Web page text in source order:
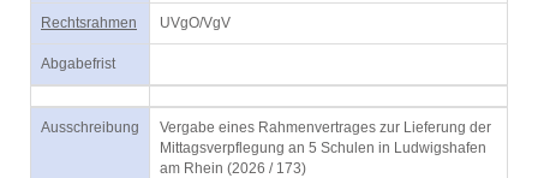
Rechtsrahmen UVgO/VgV
Abgabefrist
Ausschreibung
Vergabe eines Rahmenvertrages zur Lieferung der
Mittagsverpflegung an 5 Schulen in Ludwigshafen
am Rhein (2026 / 173)